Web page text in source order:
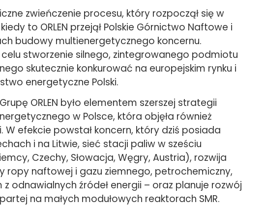
zwieńczenie procesu, który rozpoczął się w
to ORLEN przejął Polskie Górnictwo Naftowe i
budowy multienergetycznego koncernu.
stworzenie silnego, zintegrowanego podmiotu
skutecznie konkurować na europejskim rynku i
energetyczne Polski.
ORLEN było elementem szerszej strategii
w Polsce, która objęła również
W efekcie powstał koncern, który dziś posiada
i na Litwie, sieć stacji paliw w sześciu
Czechy, Słowacja, Węgry, Austria), rozwija
ropy naftowej i gazu ziemnego, petrochemiczny,
odnawialnych źródeł energii – oraz planuje rozwój
na małych modułowych reaktorach SMR.